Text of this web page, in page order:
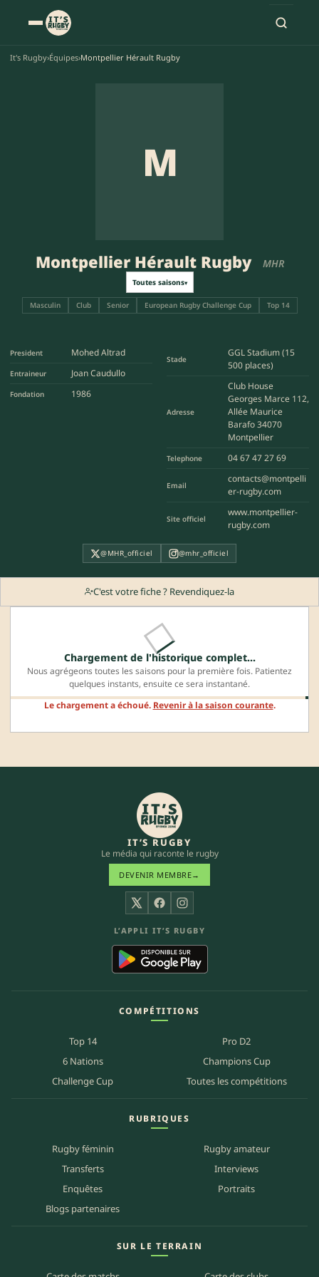
It's Rugby›Équipes›Montpellier Hérault Rugby
M
Montpellier Hérault Rugby MHR
Toutes saisons▾
Masculin Club Senior European Rugby Challenge Cup Top 14
President Mohed Altrad
Entraineur Joan Caudullo
Fondation 1986
Stade
GGL Stadium (15
500 places)
Adresse
Club House
Georges Marce 112,
Allée Maurice
Barafo 34070
Montpellier
Telephone 04 67 47 27 69
Email
contacts@montpelli
er-rugby.com
Site officiel
www.montpellier-
rugby.com
@MHR_officiel @mhr_officiel
C'est votre fiche ? Revendiquez-la
Chargement de l'historique complet…
Nous agrégeons toutes les saisons pour la première fois. Patientez
quelques instants, ensuite ce sera instantané.
Le chargement a échoué. Revenir à la saison courante.
IT’S RUGBY
Le média qui raconte le rugby
DEVENIR MEMBRE→
X FacebookInstagram
L’APPLI IT’S RUGBY
COMPÉTITIONS
Top 14
Pro D2
6 Nations
Champions Cup
Challenge Cup
Toutes les compétitions
RUBRIQUES
Rugby féminin
Rugby amateur
Transferts
Interviews
Enquêtes
Portraits
Blogs partenaires
SUR LE TERRAIN